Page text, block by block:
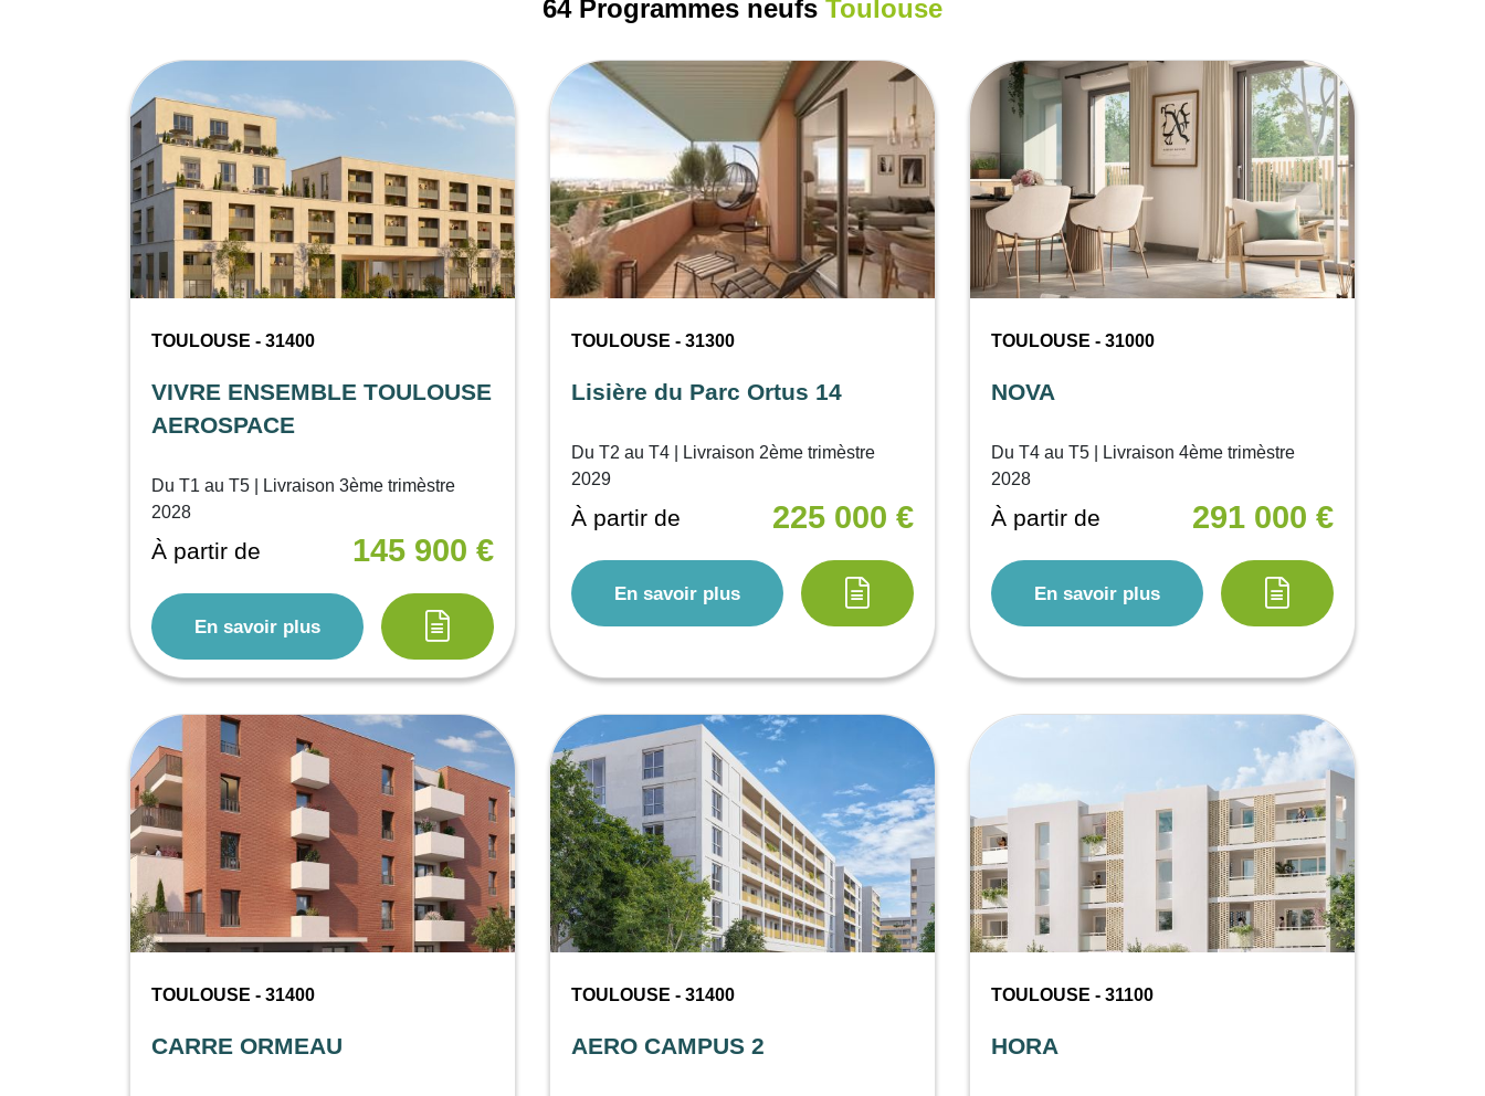
64 Programmes neufs Toulouse
TOULOUSE - 31400
VIVRE ENSEMBLE TOULOUSE
AEROSPACE
Du T1 au T5 | Livraison 3ème trimèstre
2028
À partir de 145 900 €
En savoir plus
TOULOUSE - 31300
Lisière du Parc Ortus 14
Du T2 au T4 | Livraison 2ème trimèstre
2029
À partir de 225 000 €
En savoir plus
TOULOUSE - 31000
NOVA
Du T4 au T5 | Livraison 4ème trimèstre
2028
À partir de 291 000 €
En savoir plus
TOULOUSE - 31400
CARRE ORMEAU
TOULOUSE - 31400
AERO CAMPUS 2
TOULOUSE - 31100
HORA